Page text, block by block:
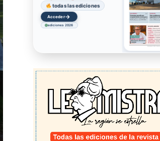
todas las ediciones
Acceder→
ediciones 2026